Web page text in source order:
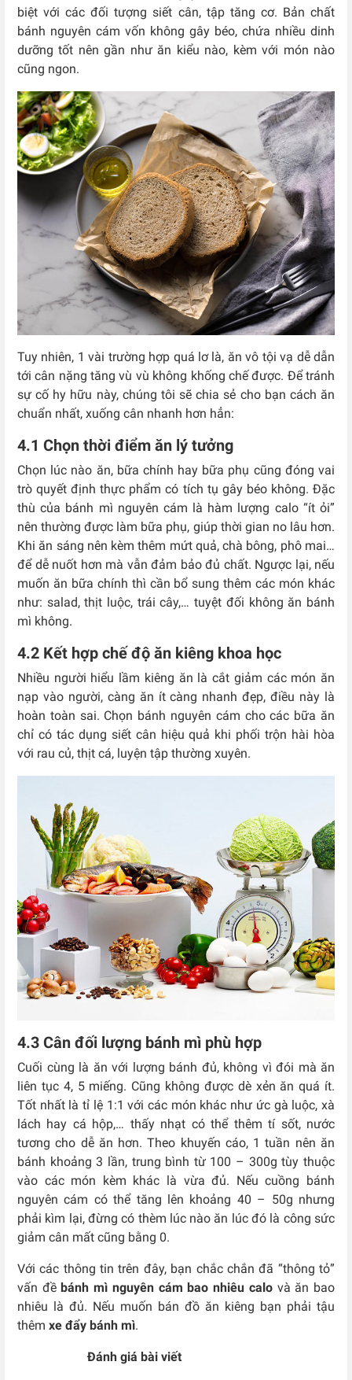
biệt với các đối tượng siết cân, tập tăng cơ. Bản chất
bánh nguyên cám vốn không gây béo, chứa nhiều dinh
dưỡng tốt nên gần như ăn kiểu nào, kèm với món nào
cũng ngon.
Tuy nhiên, 1 vài trường hợp quá lơ là, ăn vô tội vạ dễ dẫn
tới cân nặng tăng vù vù không khống chế được. Để tránh
sự cố hy hữu này, chúng tôi sẽ chia sẻ cho bạn cách ăn
chuẩn nhất, xuống cân nhanh hơn hẳn:
4.1 Chọn thời điểm ăn lý tưởng
Chọn lúc nào ăn, bữa chính hay bữa phụ cũng đóng vai
trò quyết định thực phẩm có tích tụ gây béo không. Đặc
thù của bánh mì nguyên cám là hàm lượng calo “ít ỏi”
nên thường được làm bữa phụ, giúp thời gian no lâu hơn.
Khi ăn sáng nên kèm thêm mứt quả, chà bông, phô mai…
để dễ nuốt hơn mà vẫn đảm bảo đủ chất. Ngược lại, nếu
muốn ăn bữa chính thì cần bổ sung thêm các món khác
như: salad, thịt luộc, trái cây,… tuyệt đối không ăn bánh
mì không.
4.2 Kết hợp chế độ ăn kiêng khoa học
Nhiều người hiểu lầm kiêng ăn là cắt giảm các món ăn
nạp vào người, càng ăn ít càng nhanh đẹp, điều này là
hoàn toàn sai. Chọn bánh nguyên cám cho các bữa ăn
chỉ có tác dụng siết cân hiệu quả khi phối trộn hài hòa
với rau củ, thịt cá, luyện tập thường xuyên.
4.3 Cân đối lượng bánh mì phù hợp
Cuối cùng là ăn với lượng bánh đủ, không vì đói mà ăn
liên tục 4, 5 miếng. Cũng không được dè xẻn ăn quá ít.
Tốt nhất là tỉ lệ 1:1 với các món khác như ức gà luộc, xà
lách hay cá hộp,… thấy nhạt có thể thêm tí sốt, nước
tương cho dễ ăn hơn. Theo khuyến cáo, 1 tuần nên ăn
bánh khoảng 3 lần, trung bình từ 100 – 300g tùy thuộc
vào các món kèm khác là vừa đủ. Nếu cuồng bánh
nguyên cám có thể tăng lên khoảng 40 – 50g nhưng
phải kìm lại, đừng có thèm lúc nào ăn lúc đó là công sức
giảm cân mất cũng bằng 0.
Với các thông tin trên đây, bạn chắc chắn đã “thông tỏ”
vấn đềbánh mì nguyên cám bao nhiêu calovà ăn bao
nhiêu là đủ. Nếu muốn bán đồ ăn kiêng bạn phải tậu
thêm xe đẩy bánh mì.
Đánh giá bài viết